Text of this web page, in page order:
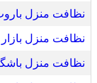
نظافت منزل
نظافت منزل
نظافت منزل